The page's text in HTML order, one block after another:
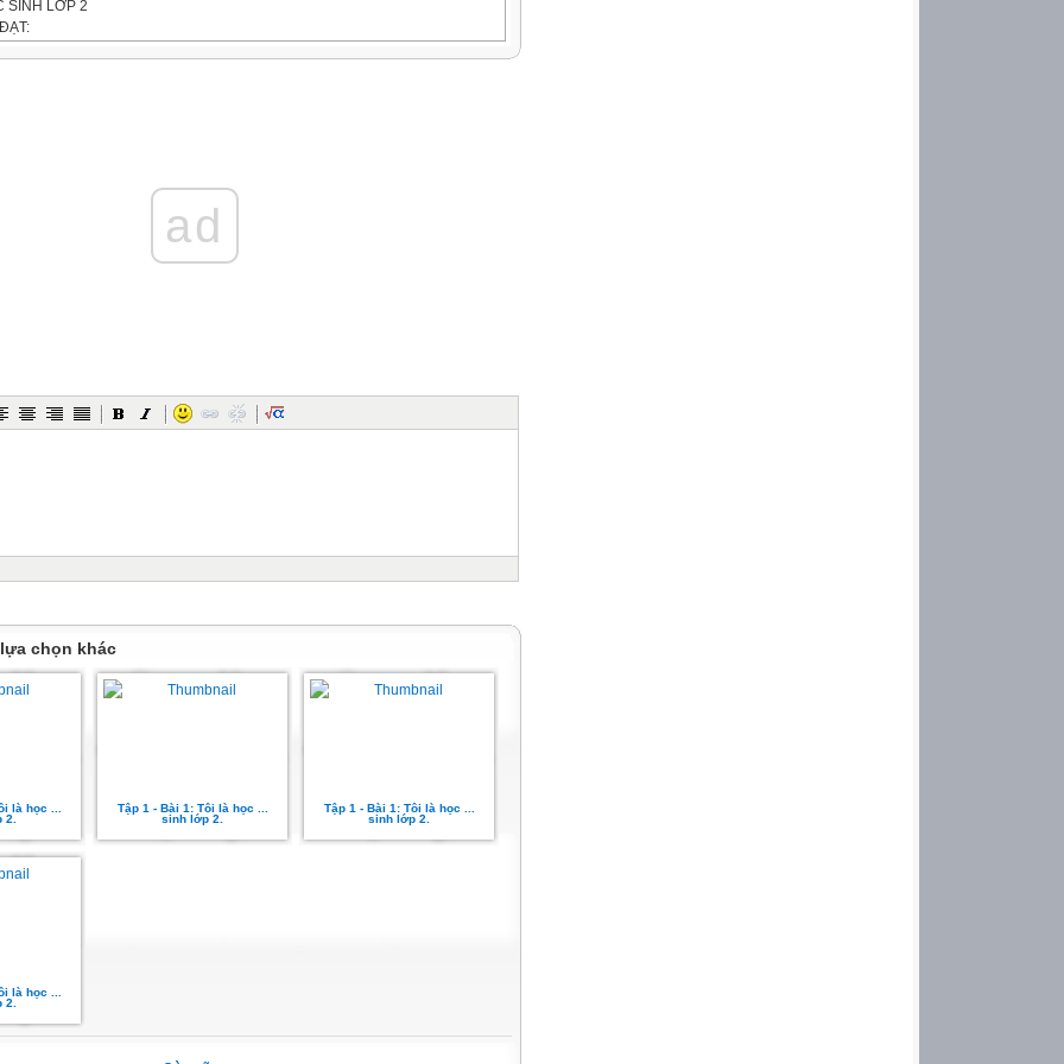
SINH LỚP 2
khi trở thành học sinh lớp 2.
quý mến đối với bạn bè, có niềm vui đến trường.
gì cho ngày khai
nhanh, thể hiện sự
kết hợp đọc từ
Anh - Lớp 2A
giải nghĩa từ khó.
nối tiếp đoạn.
thầm toàn bài gạch
âm, vần khó đọc với
ad
chọn khác
là học ...
Tập 1 - Bài 1: Tôi là học ...
sinh lớp 2.
Tập 1 - Bài 1: Tôi là học ...
sinh lớp 2.
là học ...